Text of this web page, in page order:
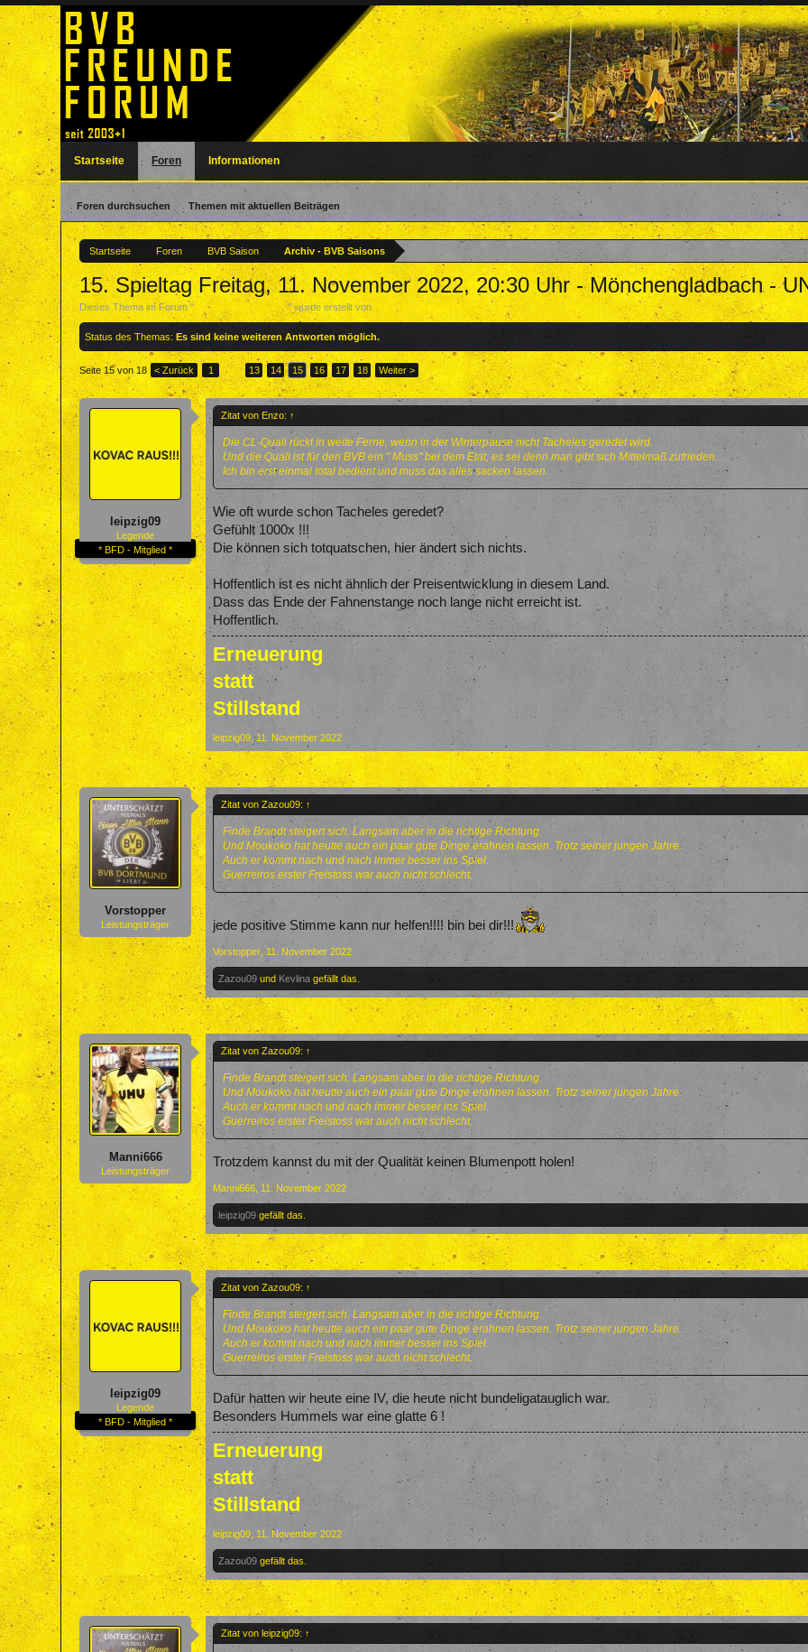
Startseite Foren BVB Saison Archiv - BVB Saisons
15. Spieltag Freitag, 11. November 2022, 20:30 Uhr - Mönchengladbach -
Dieses Thema im Forum "Archiv - BVB Saisons" wurde erstellt vonNera , 11. November 2022.
Status des Themas: Es sind keine weiteren Antworten möglich.
Seite 15 von 18 < Zurück 1 ← 13 14 15 16 17 18 Weiter >
leipzig09
Legende
* BFD - Mitglied *
Zitat von Enzo: ↑
Die CL-Quali rückt in weite Ferne, wenn in der Winterpause nicht Tacheles geredet wird.
Und die Quali ist für den BVB ein " Muss" bei dem Etat, es sei denn man gibt sich Mittelmaß zufrieden.
Ich bin erst einmal total bedient und muss das alles sacken lassen.
Wie oft wurde schon Tacheles geredet?
Gefühlt 1000x !!!
Die können sich totquatschen, hier ändert sich nichts.
Hoffentlich ist es nicht ähnlich der Preisentwicklung in diesem Land.
Dass das Ende der Fahnenstange noch lange nicht erreicht ist.
Hoffentlich.
Erneuerung
statt
Stillstand
leipzig09 11. November 2022
Vorstopper
Leistungsträger
Zitat von Zazou09: ↑
Finde Brandt steigert sich. Langsam aber in die richtige Richtung.
Und Moukoko hat heutte auch ein paar gute Dinge erahnen lassen. Trotz seiner jungen Jahre.
Auch er kommt nach und nach immer besser ins Spiel.
Guerreiros erster Freistoss war auch nicht schlecht.
jede positive Stimme kann nur helfen!!!! bin bei dir!!!
Vorstopper 11. November 2022
Zazou09 und Kevlina gefällt das.
Manni666
Leistungsträger
Zitat von Zazou09: ↑
Finde Brandt steigert sich. Langsam aber in die richtige Richtung.
Und Moukoko hat heutte auch ein paar gute Dinge erahnen lassen. Trotz seiner jungen Jahre.
Auch er kommt nach und nach immer besser ins Spiel.
Guerreiros erster Freistoss war auch nicht schlecht.
Trotzdem kannst du mit der Qualität keinen Blumenpott holen!
Manni666 11. November 2022
leipzig09 gefällt das.
leipzig09
Legende
* BFD - Mitglied *
Zitat von Zazou09: ↑
Finde Brandt steigert sich. Langsam aber in die richtige Richtung.
Und Moukoko hat heutte auch ein paar gute Dinge erahnen lassen. Trotz seiner jungen Jahre.
Auch er kommt nach und nach immer besser ins Spiel.
Guerreiros erster Freistoss war auch nicht schlecht.
Dafür hatten wir heute eine IV, die heute nicht bundeligatauglich war.
Besonders Hummels war eine glatte 6 !
Erneuerung
statt
Stillstand
leipzig09, 11. November 2022
Zazou09 gefällt das.
Zitat von leipzig09: ↑
Startseite Foren
Foren durchsuchen Themen mit aktuellen Beiträgen
Informationen